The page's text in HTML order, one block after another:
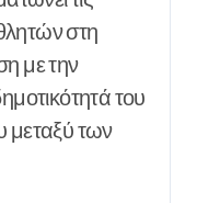
στη
με την
του
μεταξύ των